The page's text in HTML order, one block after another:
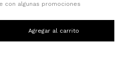
con algunas promociones